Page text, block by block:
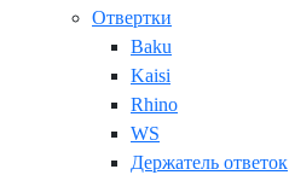
Отвертки
Baku
Kaisi
Rhino
WS
Держатель ответок